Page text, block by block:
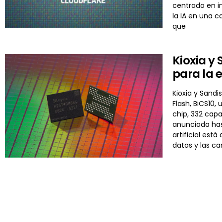
centrado en
la IA en una
que
Kioxia y
para la
Kioxia y
Flash,
chip, 332
anunciada
artificial está
datos y las